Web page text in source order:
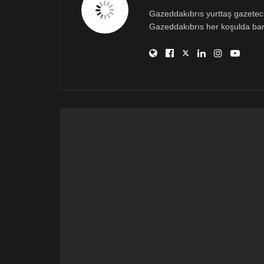
Gazeddakıbrıs yurttaş
Gazeddakıbrıs her koşulda